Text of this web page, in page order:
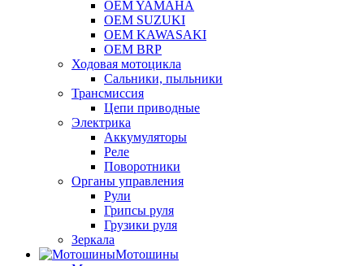
OEM YAMAHA
OEM SUZUKI
OEM KAWASAKI
OEM BRP
Ходовая мотоцикла
Сальники, пыльники
Трансмиссия
Цепи приводные
Электрика
Аккумуляторы
Реле
Поворотники
Органы управления
Рули
Грипсы руля
Грузики руля
Зеркала
Мотошины